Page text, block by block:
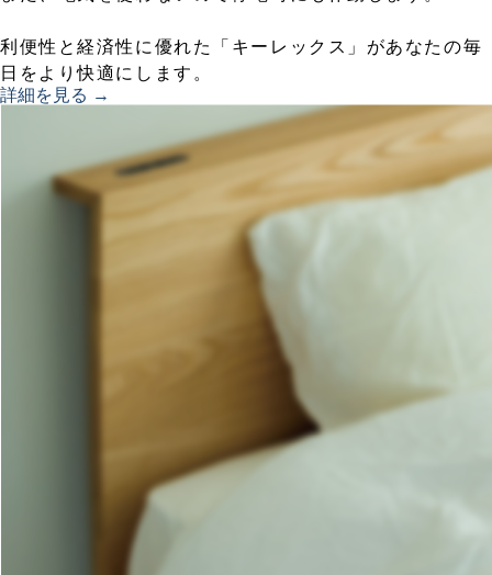
利便性と経済性に優れた「キーレックス」があなたの毎
日をより快適にします。
詳細を見る →